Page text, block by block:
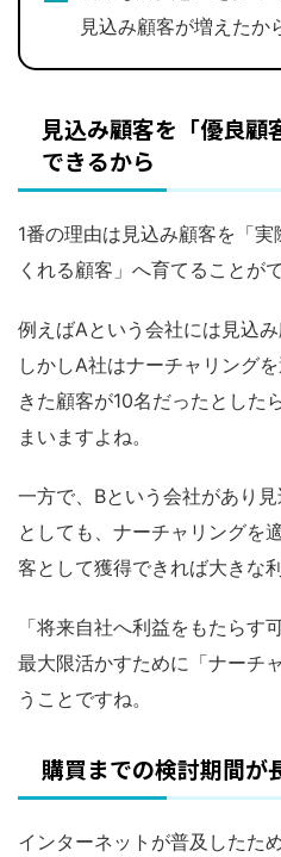
見込み顧客が増えたか
見込み顧客を「優良顧
できるから
1番の理由は見込み顧客を「
くれる顧客」へ育てることが
例えばAという会社には見込み
しかしA社はナーチャリング
きた顧客が10名だったとした
まいますよね。
一方で、Bという会社があり
としても、ナーチャリングを
客として獲得できれば大きな
「将来自社へ利益をもたらす
最大限活かすために「ナーチ
うことですね。
購買までの検討期間が
インターネットが普及したた